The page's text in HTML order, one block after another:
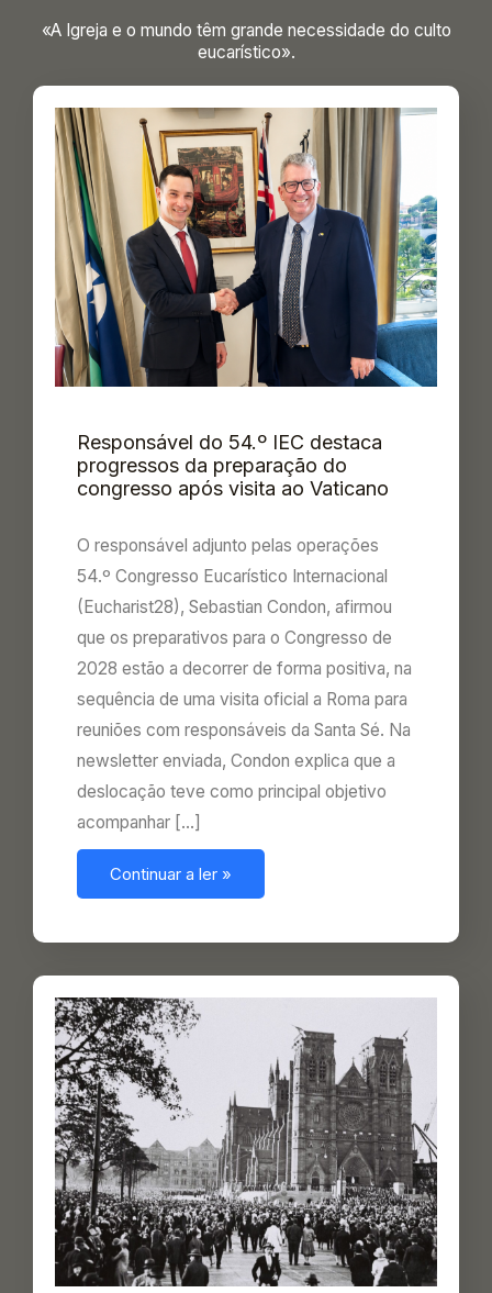
«A Igreja e o mundo têm grande necessidade do culto
eucarístico».
Responsável do 54.º IEC destaca
progressos da preparação do
congresso após visita ao Vaticano
O responsável adjunto pelas operações
54.º Congresso Eucarístico Internacional
(Eucharist28), Sebastian Condon, afirmou
que os preparativos para o Congresso de
2028 estão a decorrer de forma positiva, na
sequência de uma visita oficial a Roma para
reuniões com responsáveis da Santa Sé. Na
newsletter enviada, Condon explica que a
deslocação teve como principal objetivo
acompanhar […]
Continuar a ler »